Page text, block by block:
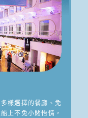
樣選擇的餐廳、免
上不免小賭怡情，